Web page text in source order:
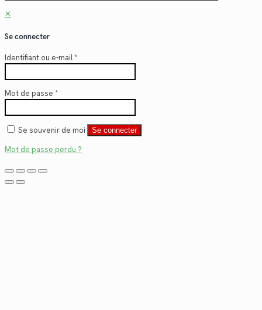
✕
Se connecter
Identifiant ou e-mail*
Mot de passe *
Se souvenir de moi Se connecter
Mot de passe perdu ?